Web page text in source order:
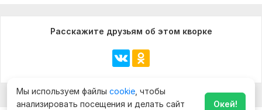
Расскажите друзьям об этом кворке
Мы используем файлы cookie , чтобы
анализировать посещения и делать сайт
Окей!